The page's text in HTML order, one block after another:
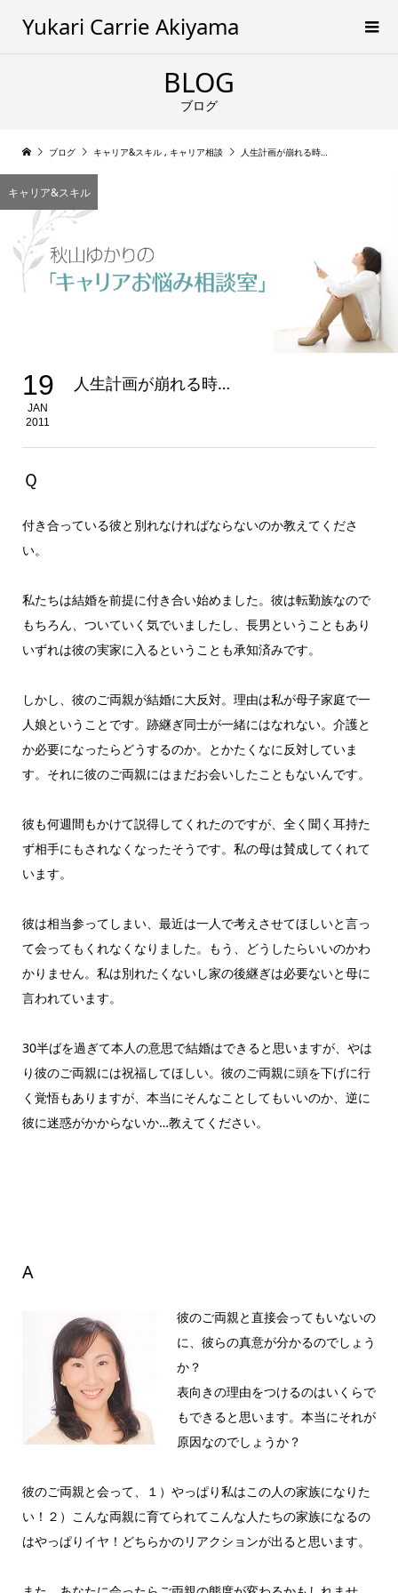
Yukari Carrie Akiyama
BLOG
ブログ
ブログ キャリア&スキル , キャリア相談 人生計画が崩れる時…
キャリア&スキル
19
JAN
2011
人生計画が崩れる時…
Ｑ
付き合っている彼と別れなければならないのか教えてくださ
い。
私たちは結婚を前提に付き合い始めました。彼は転勤族なので
もちろん、ついていく気でいましたし、長男ということもあり
いずれは彼の実家に入るということも承知済みです。
しかし、彼のご両親が結婚に大反対。理由は私が母子家庭で一
人娘ということです。跡継ぎ同士が一緒にはなれない。介護と
か必要になったらどうするのか。とかたくなに反対していま
す。それに彼のご両親にはまだお会いしたこともないんです。
彼も何週間もかけて説得してくれたのですが、全く聞く耳持た
ず相手にもされなくなったそうです。私の母は賛成してくれて
います。
彼は相当参ってしまい、最近は一人で考えさせてほしいと言っ
て会ってもくれなくなりました。もう、どうしたらいいのかわ
かりません。私は別れたくないし家の後継ぎは必要ないと母に
言われています。
30半ばを過ぎて本人の意思で結婚はできると思いますが、やは
り彼のご両親には祝福してほしい。彼のご両親に頭を下げに行
く覚悟もありますが、本当にそんなことしてもいいのか、逆に
彼に迷惑がかからないか…教えてください。
A
彼のご両親と直接会ってもいないの
に、彼らの真意が分かるのでしょう
か？
表向きの理由をつけるのはいくらで
もできると思います。本当にそれが
原因なのでしょうか？
彼のご両親と会って、１）やっぱり私はこの人の家族になりた
い！２）こんな両親に育てられてこんな人たちの家族になるの
はやっぱりイヤ！どちらかのリアクションが出ると思います。